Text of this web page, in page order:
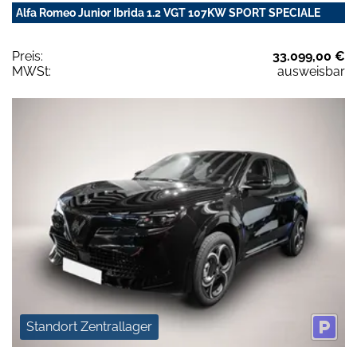
Alfa Romeo Junior Ibrida 1.2 VGT 107KW SPORT SPECIALE
Preis:
33.099,00 €
MWSt:
ausweisbar
Standort Zentrallager